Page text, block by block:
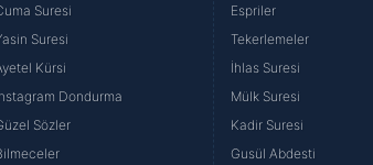
Suresi
Suresi
Kürsi
Dondurma
Sözler
Espriler
Tekerlemeler
İhlas Suresi
Mülk Suresi
Kadir Suresi
Gusül Abdesti